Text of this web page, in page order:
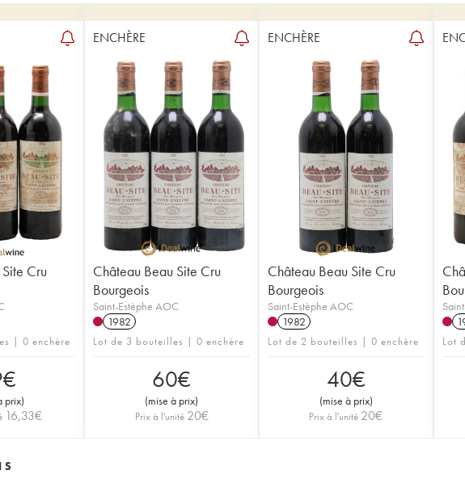
Cru
| 0 enchère
€
prix)
16,33€
ENCHÈRE
Château Beau Site Cru
Bourgeois
Saint-Estèphe AOC
1982
Lot de 3 bouteilles | 0 enchère
60€
(mise à prix)
Prix à l'unité 20€
ENCHÈRE
Château Beau Site Cru
Bourgeois
Saint-Estèphe AOC
1982
Lot de 2 bouteilles | 0 enchère
40€
(mise à prix)
Prix à l'unité 20€
Lot